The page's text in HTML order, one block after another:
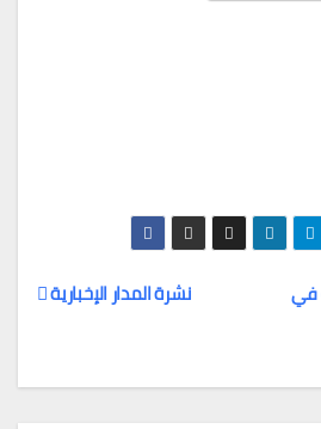
نشرة المدار الإخبارية
في